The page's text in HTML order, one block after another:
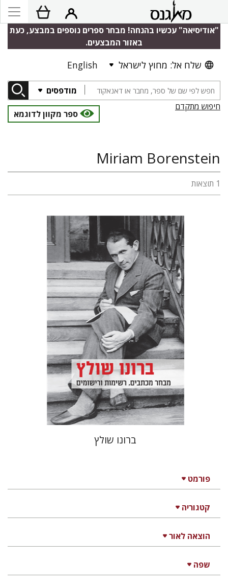
"אודיסיאה" עכשיו בהנחה! מבחר ספרים נוספים במבצע, כעת
באזור המבצעים.
שלח אל: מחוץ לישראל English
מודפסים
חיפוש מתקדם
ספר מקוון לדוגמא
פורמט
קטגוריה
הוצאה לאור
שפה
Miriam Borenstein
1 תוצאות
ברונו שולץ
יעקב גולומב
מרים בורנשטיין
הנחת אתר ספר מודפס
$35
$32
ברונו שולץ